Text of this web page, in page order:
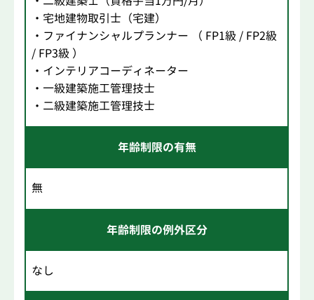
・宅地建物取引士（宅建）
・ファイナンシャルプランナー （ FP1級 / FP2級
/ FP3級 ）
・インテリアコーディネーター
・一級建築施工管理技士
・二級建築施工管理技士
年齢制限の有無
無
年齢制限の例外区分
なし